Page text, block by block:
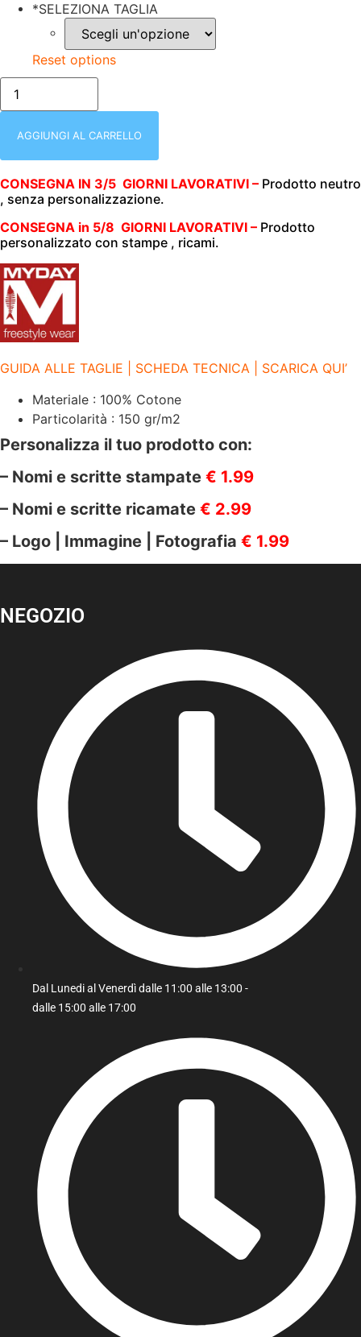
*SELEZIONA TAGLIA
Reset options
nero/POLO
UOMO
|
MANICA
100%
JERSEY
|
GR/M2
|
MY
DAY
|
3
BOTTONI
FOX
JERSEY
quantità
AGGIUNGI AL CARRELLO
CONSEGNA IN 3/5 GIORNI LAVORATIVI – Prodotto neutro
, senza personalizzazione.
CONSEGNA in 5/8 GIORNI LAVORATIVI – Prodotto
personalizzato con stampe , ricami.
GUIDA ALLE TAGLIE | SCHEDA TECNICA | SCARICA QUI’
Materiale : 100% Cotone
Particolarità : 150 gr/m2
Personalizza il tuo prodotto con:
– Nomi e scritte stampate € 1.99
– Nomi e scritte ricamate € 2.99
– Logo | Immagine | Fotografia € 1.99
NEGOZIO
Dal Lunedi al Venerdì dalle 11:00 alle 13:00 -
dalle 15:00 alle 17:00